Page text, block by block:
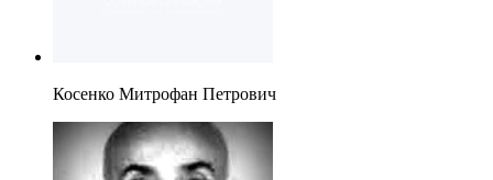
Косенко Митрофан Петрович